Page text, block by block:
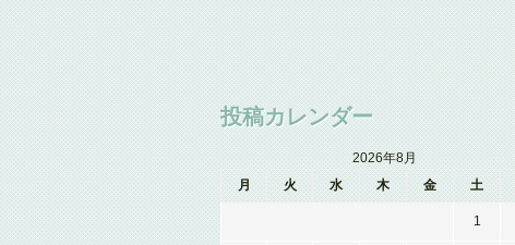
投稿カレンダー
2026年8月
月
火 水 木 金 土
1